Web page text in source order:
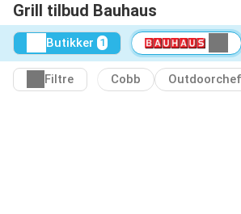
Grill tilbud Bauhaus
Butikker 1
Filtre Cobb Outdoorchef